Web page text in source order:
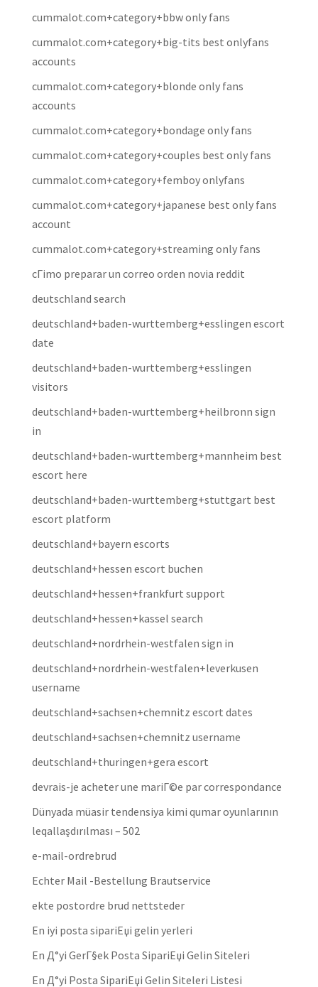
cummalot.com+category+bbw only fans
cummalot.com+category+big-tits best onlyfans
accounts
cummalot.com+category+blonde only fans
accounts
cummalot.com+category+bondage only fans
cummalot.com+category+couples best only fans
cummalot.com+category+femboy onlyfans
cummalot.com+category+japanese best only fans
account
cummalot.com+category+streaming only fans
cГіmo preparar un correo orden novia reddit
deutschland search
deutschland+baden-wurttemberg+esslingen escort
date
deutschland+baden-wurttemberg+esslingen
visitors
deutschland+baden-wurttemberg+heilbronn sign
in
deutschland+baden-wurttemberg+mannheim best
escort here
deutschland+baden-wurttemberg+stuttgart best
escort platform
deutschland+bayern escorts
deutschland+hessen escort buchen
deutschland+hessen+frankfurt support
deutschland+hessen+kassel search
deutschland+nordrhein-westfalen sign in
deutschland+nordrhein-westfalen+leverkusen
username
deutschland+sachsen+chemnitz escort dates
deutschland+sachsen+chemnitz username
deutschland+thuringen+gera escort
devrais-je acheter une mariГ©e par correspondance
Dünyada müasir tendensiya kimi qumar oyunlarının
leqallaşdırılması – 502
e-mail-ordrebrud
Echter Mail -Bestellung Brautservice
ekte postordre brud nettsteder
En iyi posta sipariЕџi gelin yerleri
En Д°yi GerГ§ek Posta SipariЕџi Gelin Siteleri
En Д°yi Posta SipariЕџi Gelin Siteleri Listesi